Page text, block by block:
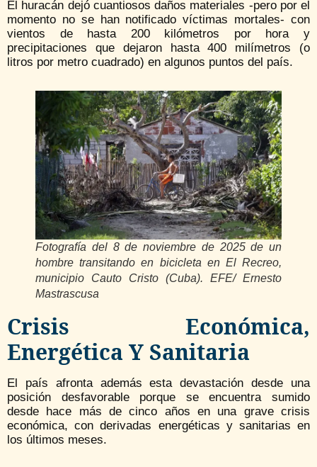
El huracán dejó cuantiosos daños materiales -pero por el
momento no se han notificado víctimas mortales- con
vientos de hasta 200 kilómetros por hora y
precipitaciones que dejaron hasta 400 milímetros (o
litros por metro cuadrado) en algunos puntos del país.
Fotografía del 8 de noviembre de 2025 de un
hombre transitando en bicicleta en El Recreo,
municipio Cauto Cristo (Cuba). EFE/ Ernesto
Mastrascusa
Crisis Económica,
Energética Y Sanitaria
El país afronta además esta devastación desde una
posición desfavorable porque se encuentra sumido
desde hace más de cinco años en una grave crisis
económica, con derivadas energéticas y sanitarias en
los últimos meses.